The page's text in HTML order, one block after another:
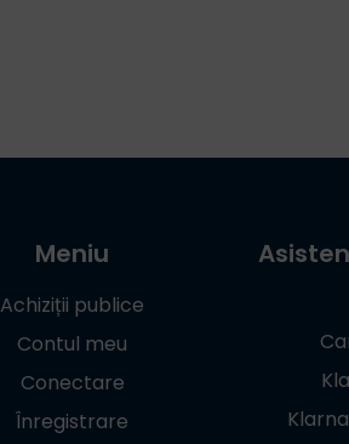
Meniu
Achiziții publice
Contul meu
Conectare
Înregistrare